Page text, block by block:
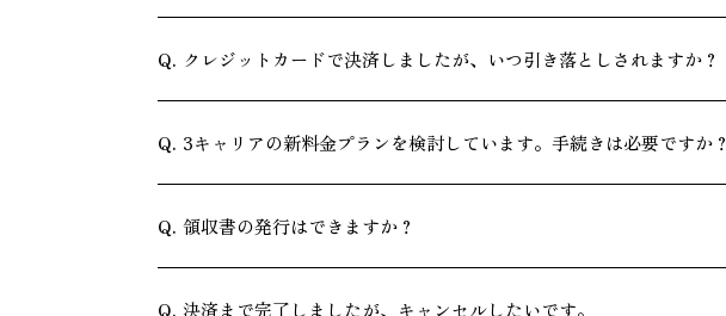
クレジットカードで決済しましたが、いつ引き落としされますか？
3キャリアの新料金プランを検討しています。手続きは必要ですか？
領収書の発行はできますか？
決済まで完了しましたが、キャンセルしたいです。